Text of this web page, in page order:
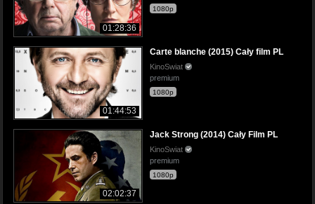
01:28:36
1080p
01:44:53
Carte blanche (2015) Cały film PL
KinoSwiat
premium
1080p
02:02:37
Jack Strong (2014) Cały Film PL
KinoSwiat
premium
1080p